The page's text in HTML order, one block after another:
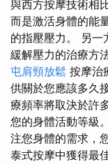
與西方按摩技術相
而是激活身體的能
的指壓壓力。 另一
緩解壓力的治療方
屯肩頸放鬆 按摩治
供關於您應該多久
療頻率將取決於許
您的身體活動等級
注您身體的需求，
泰式按摩中獲得最